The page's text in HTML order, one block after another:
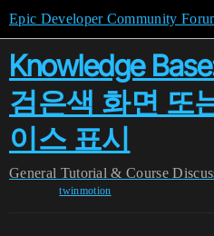
Epic Developer Community
Knowledge
검은색 화면 또
이스 표시
General Tutorial & Course
twinmotion